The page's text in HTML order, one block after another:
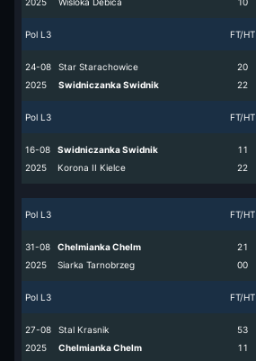
2025 Wisloka Debica 1 0
Pol L3 FT/HT
24-08
2025
Star Starachowice
Swidniczanka Swidnik
2
2
0
2
Pol L3 FT/HT
16-08
2025
Swidniczanka Swidnik
Korona II Kielce
1
2
1
2
Pol L3 FT/HT
31-08
2025
Chelmianka Chelm
Siarka Tarnobrzeg
2
0
1
0
Pol L3 FT/HT
27-08
2025
Stal Krasnik
Chelmianka Chelm
5
1
3
1